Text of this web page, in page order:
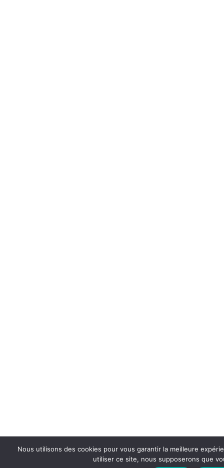
Nous utilisons des cookies pour vous garantir la meilleure
utiliser ce site, nous supposerons que